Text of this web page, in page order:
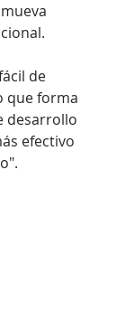
de
que forma
desarrollo
efectivo